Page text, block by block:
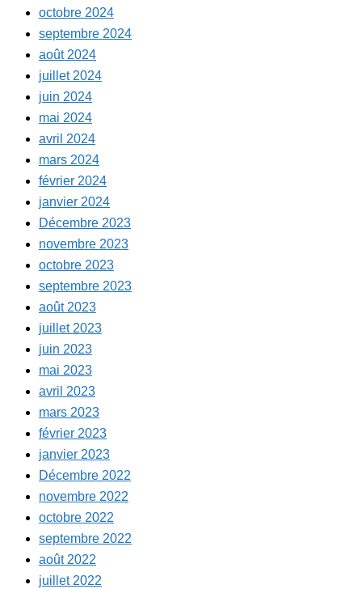
octobre 2024
septembre 2024
août 2024
juillet 2024
juin 2024
mai 2024
avril 2024
mars 2024
février 2024
janvier 2024
Décembre 2023
novembre 2023
octobre 2023
septembre 2023
août 2023
juillet 2023
juin 2023
mai 2023
avril 2023
mars 2023
février 2023
janvier 2023
Décembre 2022
novembre 2022
octobre 2022
septembre 2022
août 2022
juillet 2022